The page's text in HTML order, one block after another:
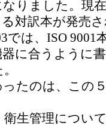
りました。現
対訳本が発売
では、ISO
に合うように
たのは、この
生管理につい